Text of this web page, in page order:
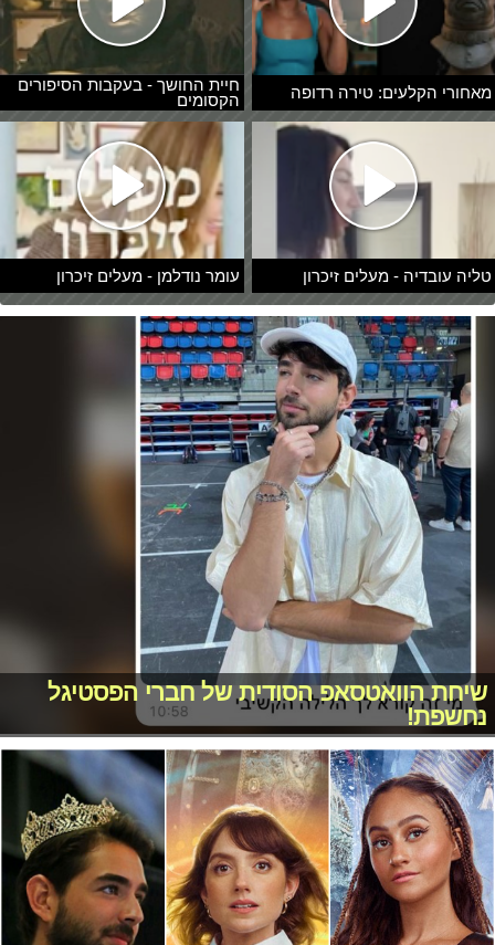
מאחורי הקלעים: טירה רדופה
חיית החושך - בעקבות הסיפורים
הקסומים
טליה עובדיה - מעלים זיכרון עומר נודלמן - מעלים זיכרון
שיחת הוואטסאפ הסודית של חברי הפסטיגל
נחשפת!